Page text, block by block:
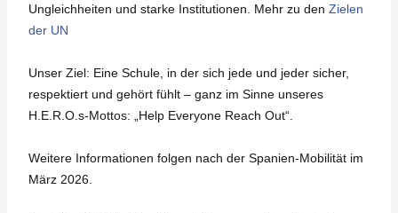
Ungleichheiten und starke Institutionen. Mehr zu denZielen
der UN
Unser Ziel: Eine Schule, in der sich jede und jeder sicher,
respektiert und gehört fühlt – ganz im Sinne unseres
H.E.R.O.s-Mottos: „Help Everyone Reach Out“.
Weitere Informationen folgen nach der Spanien-Mobilität im
März 2026.